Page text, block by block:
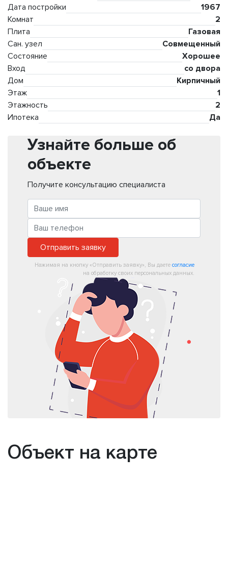
Дата постройки
1967
Комнат
2
Плита
Газовая
Сан. узел
Совмещенный
Состояние
Хорошее
Вход
со двора
Дом
Кирпичный
Этаж
1
Этажность
2
Ипотека
Да
Узнайте больше об
объекте
Получите консультацию специалиста
Отправить заявку
Нажимая на кнопку «Отправить заявку», Вы даете согласие
на обработку своих персональных данных.
Объект на карте